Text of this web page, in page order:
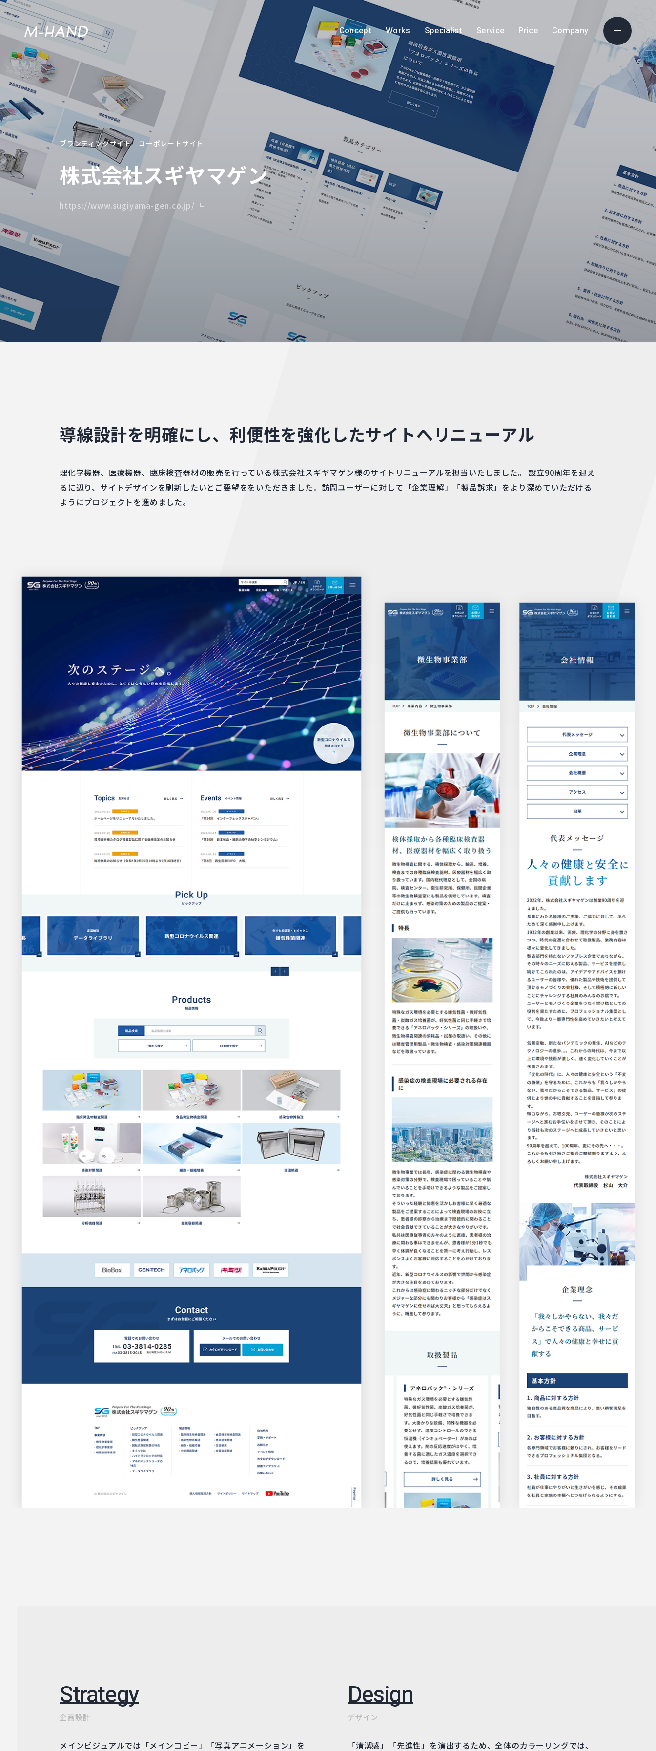
Concept Works Specialist Service Price Company
ブランディングサイト コーポレートサイト
株式会社スギヤマゲン
https://www.sugiyama-gen.co.jp/
導線設計を明確にし、利便性を強化したサイトへリニューアル
理化学機器、医療機器、臨床検査器材の販売を行っている株式会社スギヤマゲン様のサイトリニューアルを担当いたしました。 設立90周年を迎え
るに辺り、サイトデザインを刷新したいとご要望ををいただきました。訪問ユーザーに対して「企業理解」「製品訴求」をより深めていただける
ようにプロジェクトを進めました。
Strategy
企画設計
メインビジュアルでは「メインコピー」「写真アニメーション」を
Design
デザイン
「清潔感」「先進性」を演出するため、全体のカラーリングでは、